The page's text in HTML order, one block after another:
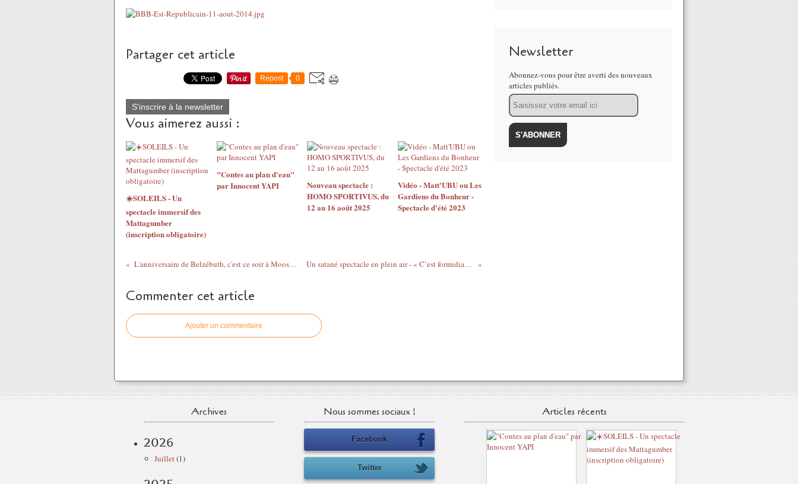
Partager cet article
Repost 0
S'inscrire à la newsletter
Vous aimerez aussi :
☀️SOLEILS - Un
spectacle immersif des
Mattagumber
(inscription obligatoire)
"Contes au plan d'eau"
par Innocent YAPI
Nouveau spectacle :
HOMO SPORTIVUS, du
12 au 16 août 2025
Vidéo - Matt'UBU ou Les
Gardiens du Bonheur -
Spectacle d'été 2023
L'anniversaire de Belzébuth, c'est ce soir à Mooslargue ! - L'Alsace du 12 août 2014 Un satané spectacle en plein air - « C’est formidiable ! » (DNA Haut-Rhin du 14 août)
Commenter cet article
Ajouter un commentaire
Newsletter
Abonnez-vous pour être averti des nouveaux
articles publiés.
Email
Archives
2026
Juillet(1)
Nous sommes sociaux !
Facebook
Twitter
Articles récents